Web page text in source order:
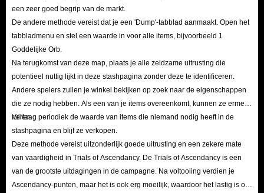
een zeer goed begrip van de markt.
De andere methode vereist dat je een 'Dump'-tabblad aanmaakt. Open het
tabbladmenu en stel een waarde in voor alle items, bijvoorbeeld 1
Goddelijke Orb.
Na terugkomst van deze map, plaats je alle zeldzame uitrusting die
potentieel nuttig lijkt in deze stashpagina zonder deze te identificeren.
Andere spelers zullen je winkel bekijken op zoek naar de eigenschappen
die ze nodig hebben. Als een van je items overeenkomt, kunnen ze ermee
ruilen.
Verlaag periodiek de waarde van items die niemand nodig heeft in de
stashpagina en blijf ze verkopen.
Deze methode vereist uitzonderlijk goede uitrusting en een zekere mate
van vaardigheid in Trials of Ascendancy. De Trials of Ascendancy is een
van de grootste uitdagingen in de campagne. Na voltooiing verdien je
Ascendancy-punten, maar het is ook erg moeilijk, waardoor het lastig is om